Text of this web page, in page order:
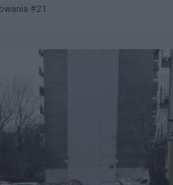
#21